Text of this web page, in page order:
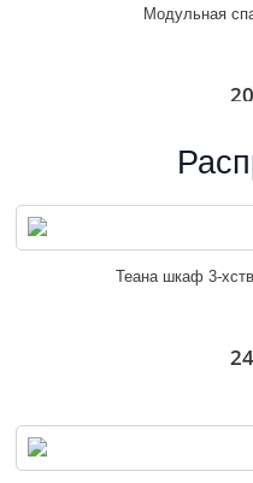
Модульная
Теана шкаф 3-